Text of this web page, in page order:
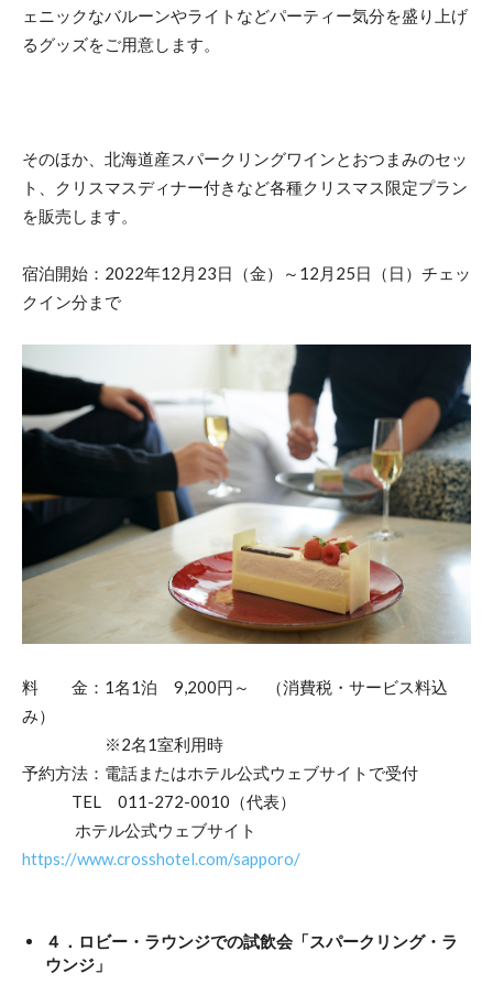
ェニックなバルーンやライトなどパーティー気分を盛り上げ
るグッズをご用意します。
そのほか、北海道産スパークリングワインとおつまみのセッ
ト、クリスマスディナー付きなど各種クリスマス限定プラン
を販売します。
宿泊開始：2022年12月23日（金）～12月25日（日）チェッ
クイン分まで
料 金：1名1泊 9,200円～ （消費税・サービス料込
み）
※2名1室利用時
予約方法：電話またはホテル公式ウェブサイトで受付
TEL 011-272-0010（代表）
ホテル公式ウェブサイト
https://www.crosshotel.com/sapporo/
４．ロビー・ラウンジでの試飲会「スパークリング・ラ
ウンジ」